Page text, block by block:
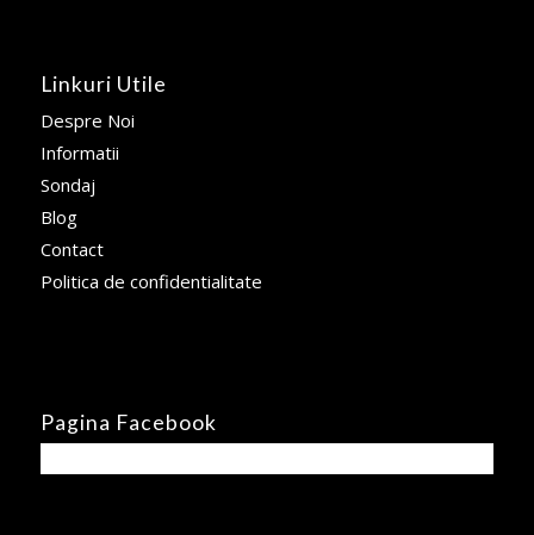
Linkuri Utile
Despre Noi
Informatii
Sondaj
Blog
Contact
Politica de confidentialitate
Pagina Facebook